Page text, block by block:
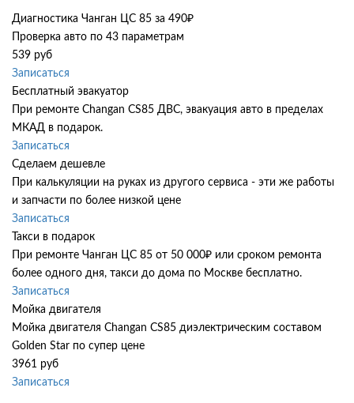
Диагностика Чанган ЦС 85 за 490₽
Проверка авто по 43 параметрам
539 руб
Записаться
Бесплатный эвакуатор
При ремонте Changan CS85 ДВС, эвакуация авто в пределах
МКАД в подарок.
Записаться
Сделаем дешевле
При калькуляции на руках из другого сервиса - эти же работы
и запчасти по более низкой цене
Записаться
Такси в подарок
При ремонте Чанган ЦС 85 от 50 000₽ или сроком ремонта
более одного дня, такси до дома по Москве бесплатно.
Записаться
Мойка двигателя
Мойка двигателя Changan CS85 диэлектрическим составом
Golden Star по супер цене
3961 руб
Записаться